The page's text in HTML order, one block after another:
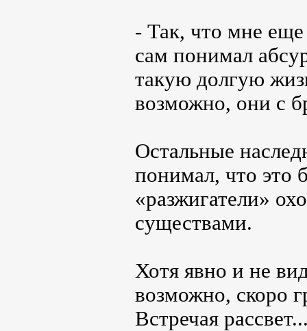
- Так, что мне
сам понимал
такую долгую
возможно, они с
Остальные
понимал, что это
«разжигатели»
существами.
Хотя явно и не
возможно, скоро
Встречая